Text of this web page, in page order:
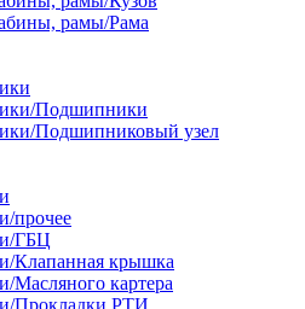
рамы/Рама
Подшипники
Подшипниковый узел
прочее
ГБЦ
Клапанная крышка
Масляного картера
Прокладки РТИ